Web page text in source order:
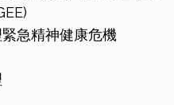
急精神健康危機